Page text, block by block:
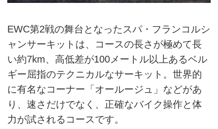
EWC第2戦の舞台となったスパ・フランコルシ
ャンサーキットは、コースの長さが極めて長
い約7km、高低差が100メートル以上あるベル
ギー屈指のテクニカルなサーキット。世界的
に有名なコーナー「オールージュ」などがあ
り、速さだけでなく、正確なバイク操作と体
力が試されるコースです。